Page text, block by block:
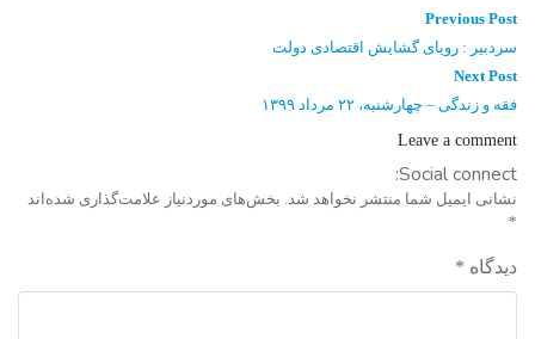
تدبر در قرآن
دیالوگ
نردبان آسمان
آموزش نور
واحد علمی – درس تفسیر آسان
راهبری
نوشته
Previous Post
Previous
post:
سردبیر : رویای گشایش اقتصادی دولت
Next Post
Next
post:
فقه و زندگی – چهارشنبه، ۲۲ مرداد ۱۳۹۹
Leave a comment
Social connect:
نشانی ایمیل شما منتشر نخواهد شد. بخش‌های موردنیاز علامت‌گذاری شده‌اند
*
دیدگاه *